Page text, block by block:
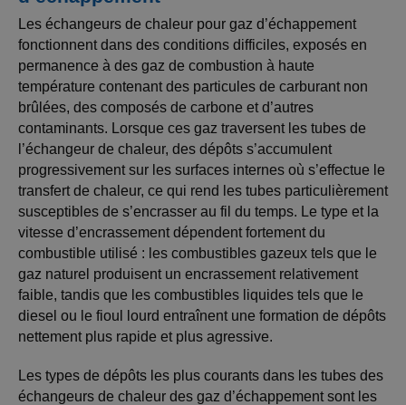
Les échangeurs de chaleur pour gaz d’échappement
fonctionnent dans des conditions difficiles, exposés en
permanence à des gaz de combustion à haute
température contenant des particules de carburant non
brûlées, des composés de carbone et d’autres
contaminants. Lorsque ces gaz traversent les tubes de
l’échangeur de chaleur, des dépôts s’accumulent
progressivement sur les surfaces internes où s’effectue le
transfert de chaleur, ce qui rend les tubes particulièrement
susceptibles de s’encrasser au fil du temps. Le type et la
vitesse d’encrassement dépendent fortement du
combustible utilisé : les combustibles gazeux tels que le
gaz naturel produisent un encrassement relativement
faible, tandis que les combustibles liquides tels que le
diesel ou le fioul lourd entraînent une formation de dépôts
nettement plus rapide et plus agressive.
Les types de dépôts les plus courants dans les tubes des
échangeurs de chaleur des gaz d’échappement sont les